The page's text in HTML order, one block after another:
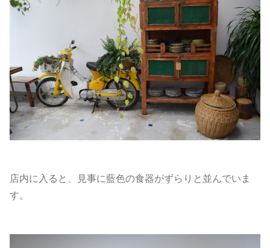
店内に入ると、見事に藍色の食器がずらりと並んでいま
す。